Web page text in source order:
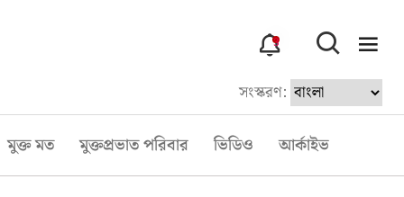
3
সংস্করণ:
মুক্ত মত মুক্তপ্রভাত পরিবার ভিডিও আর্কাইভ